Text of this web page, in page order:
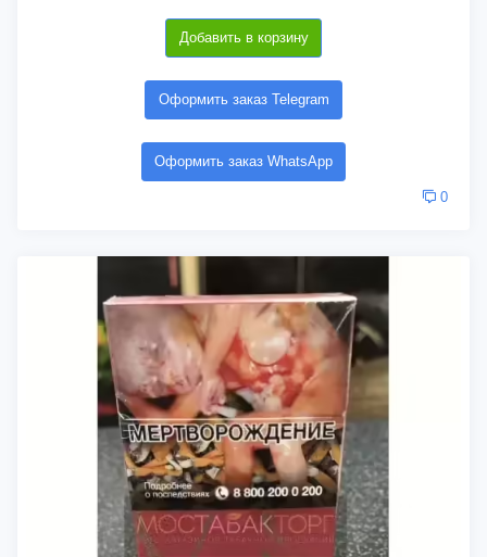
Добавить в корзину
Оформить заказ Telegram
Оформить заказ WhatsApp
0